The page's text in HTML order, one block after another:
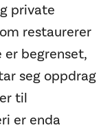
private
restaurerer
er begrenset,
seg oppdrag
til
er enda